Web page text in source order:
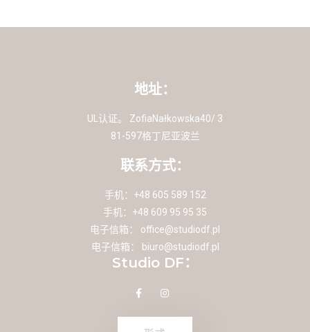
地址：
UL认证。 ZofiaNałkowska40/ 3
81-597格丁尼亚波兰
联系方式：
手机：+48 605 589 152
手机：+48 609 95 95 35
电子信箱： office@studiodf.pl
电子信箱：
biuro@studiodf.pl
Studio DF：